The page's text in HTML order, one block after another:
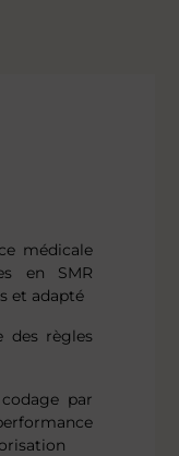
médicale
en SMR
et adapté
des règles
par